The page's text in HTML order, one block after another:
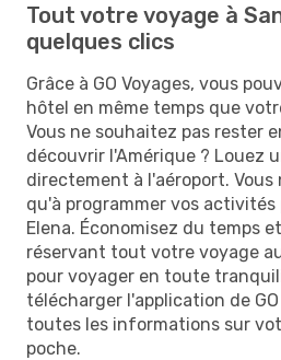
Tout votre voyage à
quelques clics
Grâce à GO Voyages, vous
hôtel en même temps que
Vous ne souhaitez pas rester
découvrir l'Amérique ? Louez
directement à l'aéroport.
qu'à programmer vos activités
Elena. Économisez du temps
réservant tout votre voyage
pour voyager en toute
télécharger l'application de
toutes les informations sur
poche.